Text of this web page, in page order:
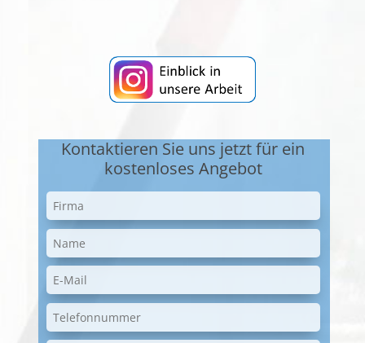
Kontaktieren Sie uns jetzt für ein
kostenloses Angebot